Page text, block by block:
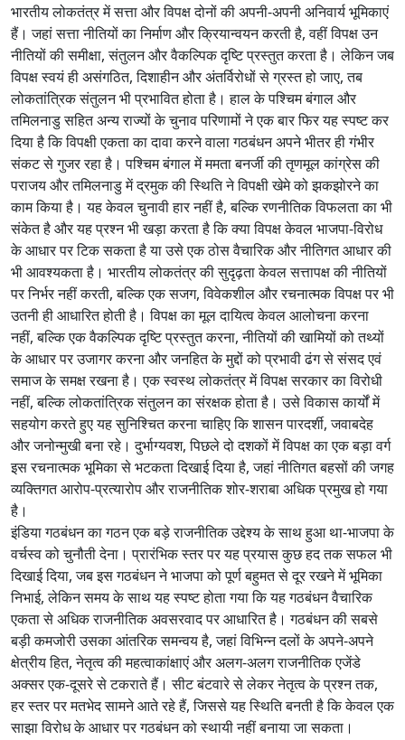
भारतीय लोकतंत्र में सत्ता और विपक्ष दोनों की अपनी-अपनी अनिवार्य भूमिकाएं
हैं। जहां सत्ता नीतियों का निर्माण और क्रियान्वयन करती है, वहीं विपक्ष उन
नीतियों की समीक्षा, संतुलन और वैकल्पिक दृष्टि प्रस्तुत करता है। लेकिन जब
विपक्ष स्वयं ही असंगठित, दिशाहीन और अंतर्विरोधों से ग्रस्त हो जाए, तब
लोकतांत्रिक संतुलन भी प्रभावित होता है। हाल के पश्चिम बंगाल और
तमिलनाडु सहित अन्य राज्यों के चुनाव परिणामों ने एक बार फिर यह स्पष्ट कर
दिया है कि विपक्षी एकता का दावा करने वाला गठबंधन अपने भीतर ही गंभीर
संकट से गुजर रहा है। पश्चिम बंगाल में ममता बनर्जी की तृणमूल कांग्रेस की
पराजय और तमिलनाडु में द्रमुक की स्थिति ने विपक्षी खेमे को झकझोरने का
काम किया है। यह केवल चुनावी हार नहीं है, बल्कि रणनीतिक विफलता का भी
संकेत है और यह प्रश्न भी खड़ा करता है कि क्या विपक्ष केवल भाजपा-विरोध
के आधार पर टिक सकता है या उसे एक ठोस वैचारिक और नीतिगत आधार की
भी आवश्यकता है। भारतीय लोकतंत्र की सुदृढ़ता केवल सत्तापक्ष की नीतियों
पर निर्भर नहीं करती, बल्कि एक सजग, विवेकशील और रचनात्मक विपक्ष पर भी
उतनी ही आधारित होती है। विपक्ष का मूल दायित्व केवल आलोचना करना
नहीं, बल्कि एक वैकल्पिक दृष्टि प्रस्तुत करना, नीतियों की खामियों को तथ्यों
के आधार पर उजागर करना और जनहित के मुद्दों को प्रभावी ढंग से संसद एवं
समाज के समक्ष रखना है। एक स्वस्थ लोकतंत्र में विपक्ष सरकार का विरोधी
नहीं, बल्कि लोकतांत्रिक संतुलन का संरक्षक होता है। उसे विकास कार्यों में
सहयोग करते हुए यह सुनिश्चित करना चाहिए कि शासन पारदर्शी, जवाबदेह
और जनोन्मुखी बना रहे। दुर्भाग्यवश, पिछले दो दशकों में विपक्ष का एक बड़ा वर्ग
इस रचनात्मक भूमिका से भटकता दिखाई दिया है, जहां नीतिगत बहसों की जगह
व्यक्तिगत आरोप-प्रत्यारोप और राजनीतिक शोर-शराबा अधिक प्रमुख हो गया
है।
इंडिया गठबंधन का गठन एक बड़े राजनीतिक उद्देश्य के साथ हुआ था-भाजपा के
वर्चस्व को चुनौती देना। प्रारंभिक स्तर पर यह प्रयास कुछ हद तक सफल भी
दिखाई दिया, जब इस गठबंधन ने भाजपा को पूर्ण बहुमत से दूर रखने में भूमिका
निभाई, लेकिन समय के साथ यह स्पष्ट होता गया कि यह गठबंधन वैचारिक
एकता से अधिक राजनीतिक अवसरवाद पर आधारित है। गठबंधन की सबसे
बड़ी कमजोरी उसका आंतरिक समन्वय है, जहां विभिन्न दलों के अपने-अपने
क्षेत्रीय हित, नेतृत्व की महत्वाकांक्षाएं और अलग-अलग राजनीतिक एजेंडे
अक्सर एक-दूसरे से टकराते हैं। सीट बंटवारे से लेकर नेतृत्व के प्रश्न तक,
हर स्तर पर मतभेद सामने आते रहे हैं, जिससे यह स्थिति बनती है कि केवल एक
साझा विरोध के आधार पर गठबंधन को स्थायी नहीं बनाया जा सकता।